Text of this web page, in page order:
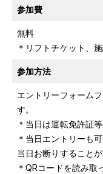
参加費
無料
＊リフトチケット、
参加方法
エントリーフォーム
す。
＊当日は運転免許証
＊当日エントリーも
当日お断りすることが
＊QRコードを読み取